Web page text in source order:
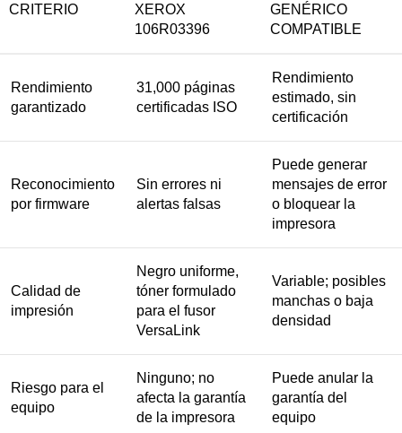
CRITERIO
XEROX
106R03396
GENÉRICO
COMPATIBLE
Rendimiento
garantizado
31,000 páginas
certificadas ISO
Rendimiento
estimado, sin
certificación
Reconocimiento
por firmware
Sin errores ni
alertas falsas
Puede generar
mensajes de error
o bloquear la
impresora
Calidad de
impresión
Negro uniforme,
tóner formulado
para el fusor
VersaLink
Variable; posibles
manchas o baja
densidad
Riesgo para el
equipo
Ninguno; no
afecta la garantía
de la impresora
Puede anular la
garantía del
equipo